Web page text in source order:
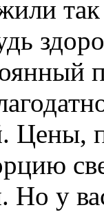
Цены,
Но у